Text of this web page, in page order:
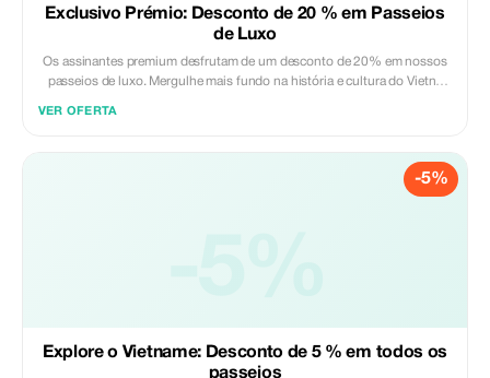
Exclusivo Prémio: Desconto de 20 % em Passeios
de Luxo
Os assinantes premium desfrutam de um desconto de 20% em nossos
passeios de luxo. Mergulhe mais fundo na história e cultura do Vietnã
VER OFERTA
-5%
Explore o Vietname: Desconto de 5 % em todos os
passeios